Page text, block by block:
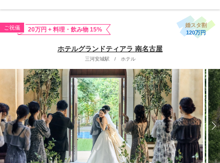
ご祝儀 20万円 + 料理・飲み物 15%
婚スタ割
120万円
ホテルグランドティアラ 南名古屋
三河安城駅 / ホテル